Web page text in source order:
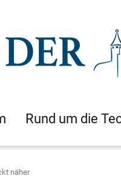
Rund um die
näher